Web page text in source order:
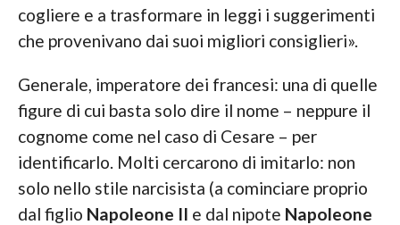
cogliere e a trasformare in leggi i suggerimenti
che provenivano dai suoi migliori consiglieri».
Generale, imperatore dei francesi: una di quelle
figure di cui basta solo dire il nome – neppure il
cognome come nel caso di Cesare – per
identificarlo. Molti cercarono di imitarlo: non
solo nello stile narcisista (a cominciare proprio
dal figlio Napoleone II e dal nipote Napoleone